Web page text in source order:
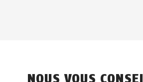
NOUS VOUS